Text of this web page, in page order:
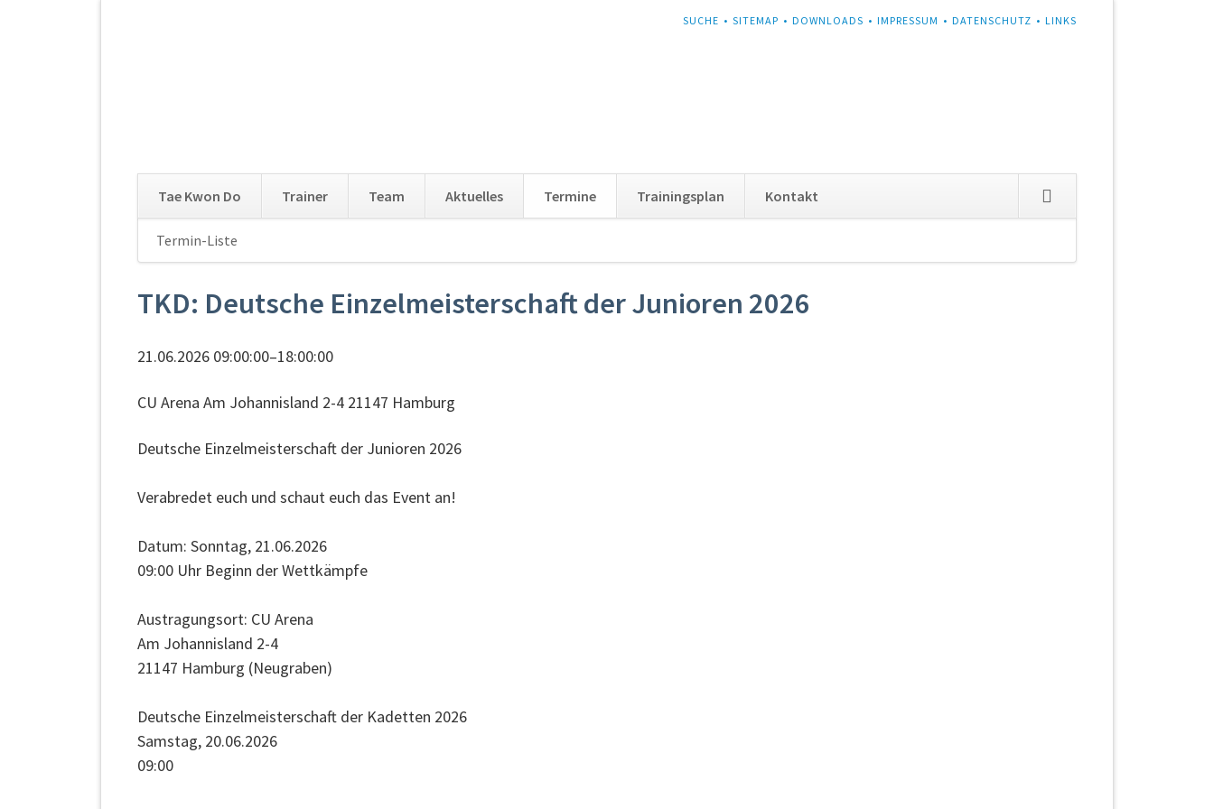
NAVIGATION
SUCHE SITEMAP DOWNLOADS IMPRESSUM DATENSCHUTZ LINKS
überspringen
Tae Kwon Do Trainer Team Aktuelles Termine Trainingsplan Kontakt
überspringen
Termin-Liste
TKD: Deutsche Einzelmeisterschaft der Junioren 2026
21.06.2026 09:00:00–18:00:00
CU Arena Am Johannisland 2-4 21147 Hamburg
Deutsche Einzelmeisterschaft der Junioren 2026
Verabredet euch und schaut euch das Event an!
Datum: Sonntag, 21.06.2026
09:00 Uhr Beginn der Wettkämpfe
Austragungsort: CU Arena
Am Johannisland 2-4
21147 Hamburg (Neugraben)
Deutsche Einzelmeisterschaft der Kadetten 2026
Samstag, 20.06.2026
09:00